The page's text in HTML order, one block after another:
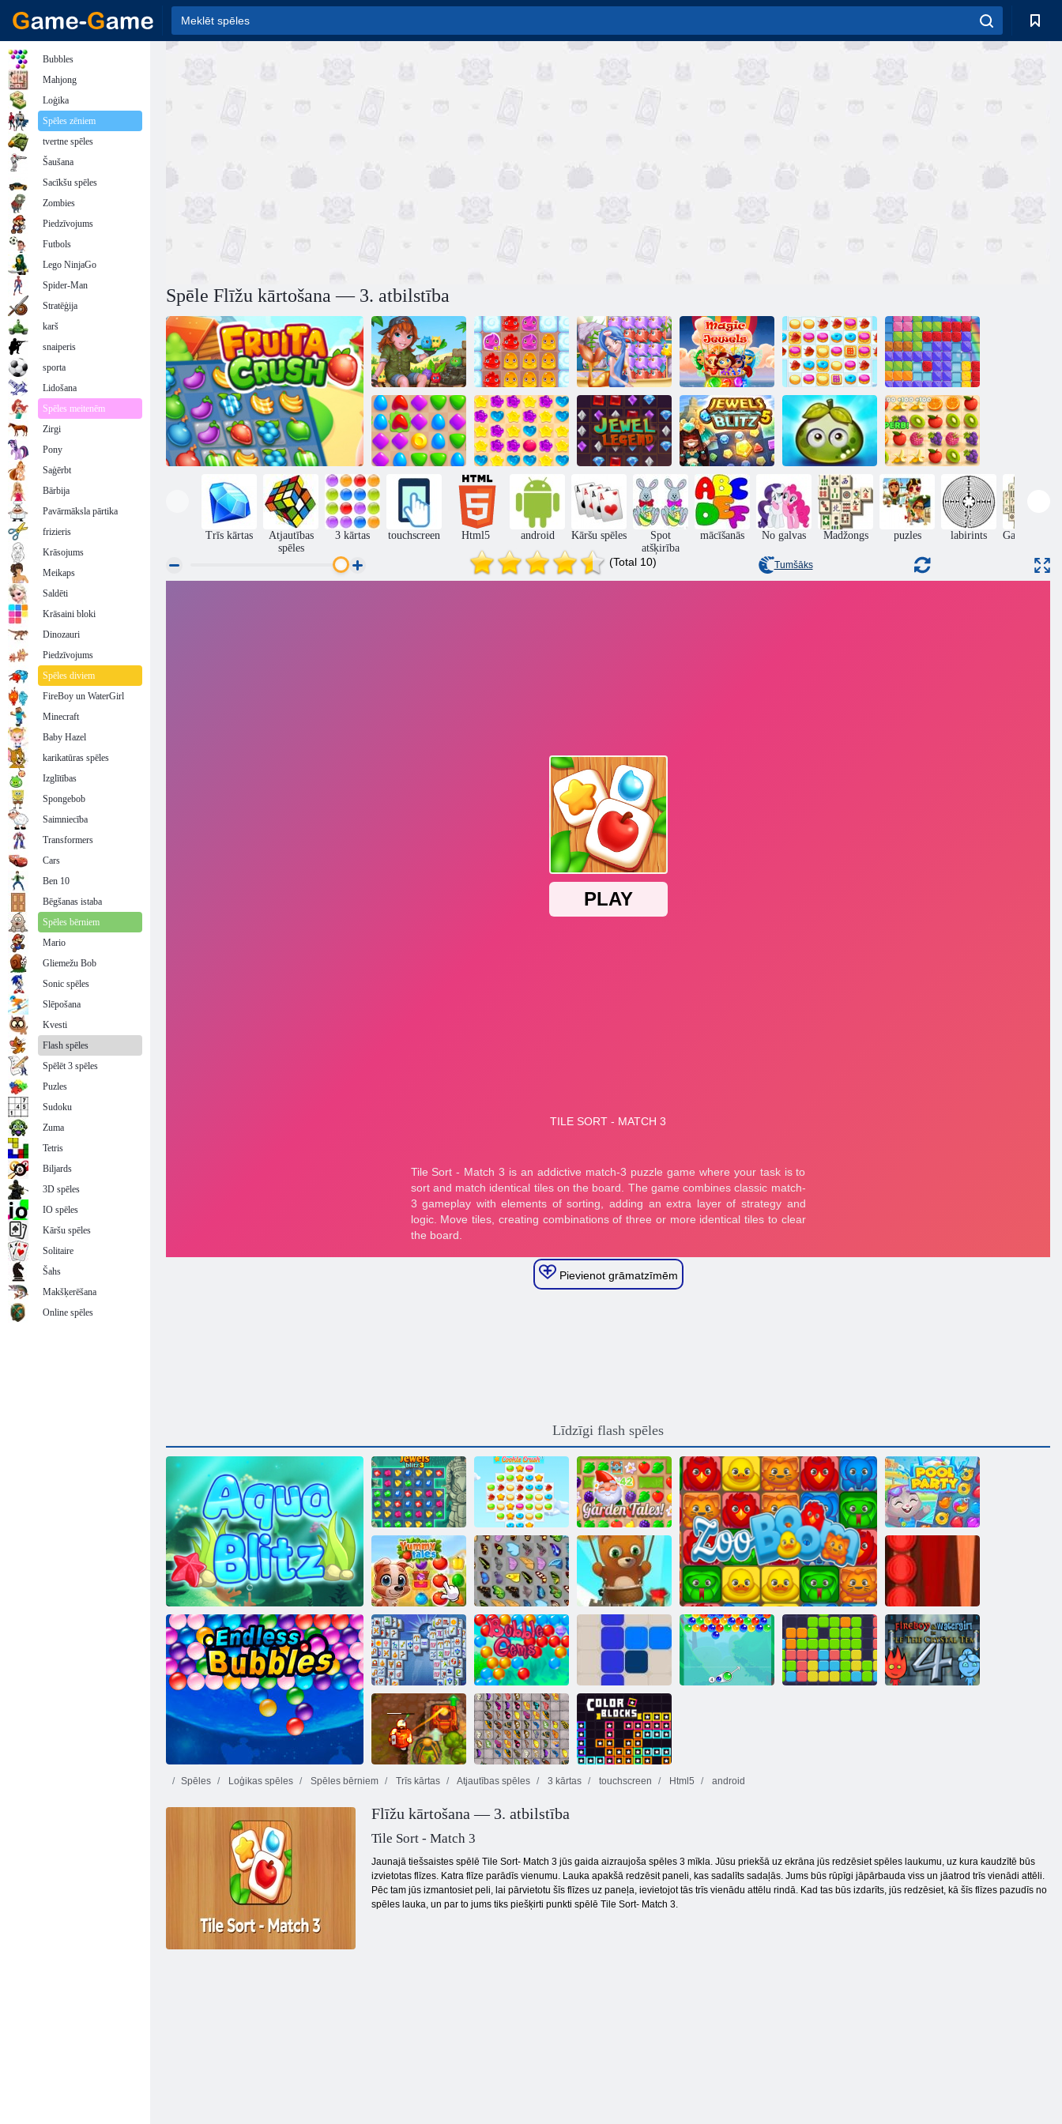
Spēle Flīžu kārtošana — 3. atbilstība
Svītrains Island Pudding zeme 2 Jūrnieks
Burvju
dārglietas
Sīkdatņu
simpātija 2
Gumijas bloki
Spēļu arēna Candy Lain 5
Dārgakmeņu
leģenda
Jewels Blitz 5
Piedzīvojumu
sulīgs ogas
Sulīga
domuzīme
Trīs kārtas
Atjautības
spēles
3 kārtas touchscreen Html5 android Kāršu spēles
Spot
atšķirība
mācīšanās No galvas Madžongs puzles labirints Galda spēles
(Total 10) Tumšāks
Pievienot grāmatzīmēm
Līdzīgi flash spēles
Aqua Blitz
Juksts blitz 3
Sīkdatņu
simpātija 3
Dārza pasakas Baseina ballīte
Yummy pasakas Tauriņš kyodai
Bezgalīgi burbuļi
Burbuļu šāvējs
bezgalīgs
Backgammon
Classic
Mahjong
Fortuna
Burbulis Gemes 1212!
Nolādēts
dārgums 2
Tauriņš Kyodai
HD
Spēles Loģikas spēles Spēles bērniem Trīs kārtas Atjautības spēles 3 kārtas touchscreen Html5 android
Flīžu kārtošana — 3. atbilstība
Tile Sort - Match 3
Jaunajā tiešsaistes spēlē Tile Sort- Match 3 jūs gaida aizraujoša spēles 3 mīkla. Jūsu priekšā uz ekrāna jūs redzēsiet spēles laukumu, uz kura kaudzītē būs
izvietotas flīzes. Katra flīze parādīs vienumu. Lauka apakšā redzēsit paneli, kas sadalīts sadaļās. Jums būs rūpīgi jāpārbauda viss un jāatrod trīs vienādi attēli.
Pēc tam jūs izmantosiet peli, lai pārvietotu šīs flīzes uz paneļa, ievietojot tās trīs vienādu attēlu rindā. Kad tas būs izdarīts, jūs redzēsiet, kā šīs flīzes pazudīs no
spēles lauka, un par to jums tiks piešķirti punkti spēlē Tile Sort- Match 3.
Bubbles
Mahjong
Loģika
Spēles zēniem
tvertne spēles
Šaušana
Sacīkšu spēles
Zombies
Piedzīvojums
Futbols
Lego NinjaGo
Spider-Man
Stratēģija
karš
snaiperis
sporta
Lidošana
Spēles meitenēm
Zirgi
Pony
Saģērbt
Bārbija
Pavārmāksla pārtika
frizieris
Krāsojums
Meikaps
Saldēti
Krāsaini bloki
Dinozauri
Piedzīvojums
Spēles diviem
FireBoy un WaterGirl
Minecraft
Baby Hazel
karikatūras spēles
Izglītības
Spongebob
Saimniecība
Transformers
Cars
Ben 10
Bēgšanas istaba
Spēles bērniem
Mario
Gliemežu Bob
Sonic spēles
Slēpošana
Kvesti
Flash spēles
Spēlēt 3 spēles
Puzles
Sudoku
Zuma
Tetris
Biljards
3D spēles
IO spēles
Kāršu spēles
Solitaire
Šahs
Makšķerēšana
Online spēles